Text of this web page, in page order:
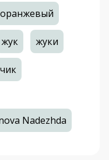
оранжевый
жук жуки
Nadezhda